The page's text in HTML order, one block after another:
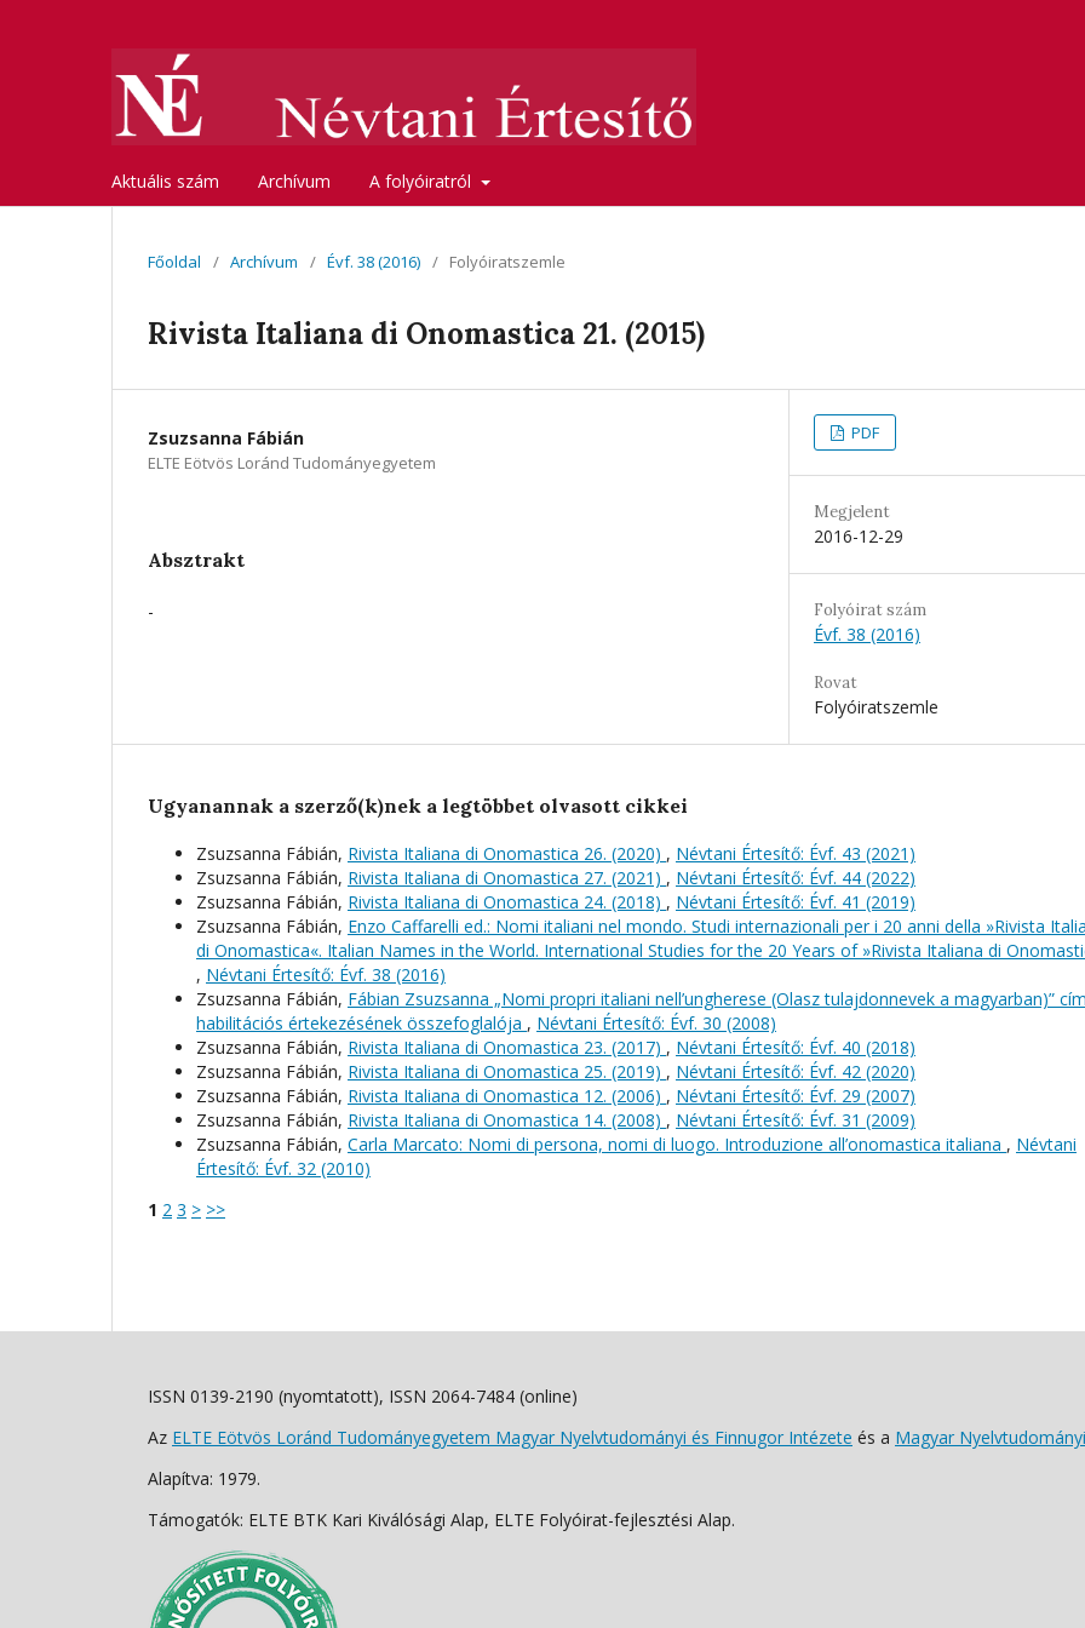
Aktuális szám Archívum A folyóiratról
Főoldal / Archívum / Évf. 38 (2016) / Folyóiratszemle
Rivista Italiana di Onomastica 21. (2015)
Zsuzsanna Fábián
ELTE Eötvös Loránd Tudományegyetem
Absztrakt
-
PDF
Megjelent
2016-12-29
Folyóirat szám
Évf. 38 (2016)
Rovat
Folyóiratszemle
Ugyanannak a szerző(k)nek a legtöbbet olvasott cikkei
Zsuzsanna Fábián, Rivista Italiana di Onomastica 26. (2020) , Névtani Értesítő: Évf. 43 (2021)
Zsuzsanna Fábián, Rivista Italiana di Onomastica 27. (2021) , Névtani Értesítő: Évf. 44 (2022)
Zsuzsanna Fábián, Rivista Italiana di Onomastica 24. (2018) , Névtani Értesítő: Évf. 41 (2019)
Zsuzsanna Fábián, Enzo Caffarelli ed.: Nomi italiani nel mondo. Studi internazionali per i 20 anni della »Rivista
di Onomastica«. Italian Names in the World. International Studies for the 20 Years of »Rivista Italiana di
, Névtani Értesítő: Évf. 38 (2016)
Zsuzsanna Fábián, Fábian Zsuzsanna „Nomi propri italiani nell’ungherese (Olasz tulajdonnevek a magyarban)”
habilitációs értekezésének összefoglalója , Névtani Értesítő: Évf. 30 (2008)
Zsuzsanna Fábián, Rivista Italiana di Onomastica 23. (2017) , Névtani Értesítő: Évf. 40 (2018)
Zsuzsanna Fábián, Rivista Italiana di Onomastica 25. (2019) , Névtani Értesítő: Évf. 42 (2020)
Zsuzsanna Fábián, Rivista Italiana di Onomastica 12. (2006) , Névtani Értesítő: Évf. 29 (2007)
Zsuzsanna Fábián, Rivista Italiana di Onomastica 14. (2008) , Névtani Értesítő: Évf. 31 (2009)
Zsuzsanna Fábián, Carla Marcato: Nomi di persona, nomi di luogo. Introduzione all’onomastica italiana , Névtani
Értesítő: Évf. 32 (2010)
1 2 3 > >>
ISSN 0139-2190 (nyomtatott), ISSN 2064-7484 (online)
Az ELTE Eötvös Loránd Tudományegyetem Magyar Nyelvtudományi és Finnugor Intézete és a Magyar
Alapítva: 1979.
Támogatók: ELTE BTK Kari Kiválósági Alap, ELTE Folyóirat-fejlesztési Alap.